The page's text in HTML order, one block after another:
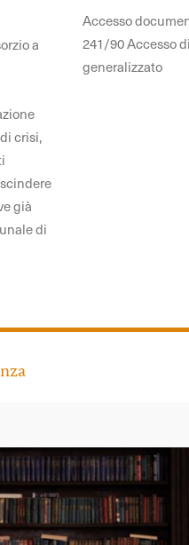
a
crisi,
già
di
Accesso
241/90 Accesso
generalizzato